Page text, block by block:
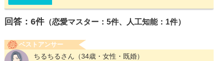
回答： 6件（恋愛マスター：5件、人工知能：1件）
ベストアンサー
ちるちるさん （34歳・女性・既婚）